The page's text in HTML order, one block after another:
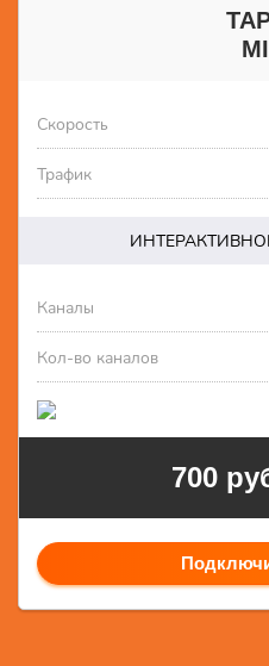
Скорость
Трафик
Каналы
Кол-во каналов
700